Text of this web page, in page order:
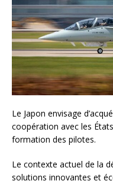
Le Japon envisage
coopération avec les
formation des pilotes.
Le contexte actuel de la
solutions innovantes et